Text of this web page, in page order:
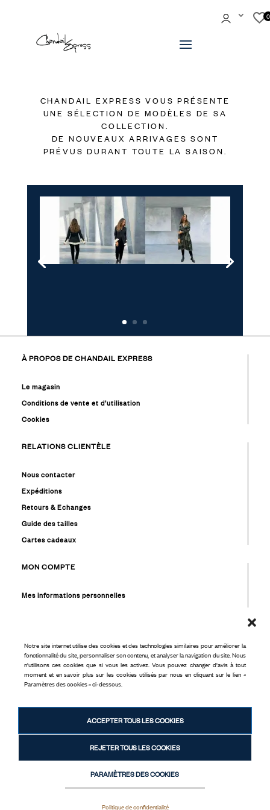
Notre site internet utilise des cookies et des technologies similaires pour améliorer la
fonctionnalité du site, personnaliser son contenu, et analyser la navigation du site. Nous
n'utilisons ces cookies que si vous les activez. Vous pouvez changer d'avis à tout
moment et en savoir plus sur les cookies utilisés par nous en cliquant sur le lien «
Paramètres des cookies » ci-dessous.
ACCEPTER TOUS LES COOKIES
REJETER TOUS LES COOKIES
PARAMÈTRES DES COOKIES
Politique de confidentialité
CHANDAIL EXPRESS VOUS PRÉSENTE
UNE SÉLECTION DE MODÈLES DE SA
COLLECTION.
DE NOUVEAUX ARRIVAGES SONT
PRÉVUS DURANT TOUTE LA SAISON.
À PROPOS DE CHANDAIL EXPRESS
Le magasin
Conditions de vente et d’utilisation
Cookies
RELATIONS CLIENTÈLE
Nous contacter
Expéditions
Retours & Echanges
Guide des tailles
Cartes cadeaux
MON COMPTE
Mes informations personnelles
Mon solde cadeaux
NOUS JOINDRE
28 rue Meynadier
06400 Cannes